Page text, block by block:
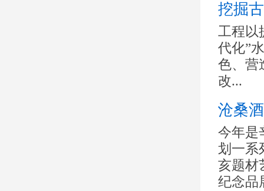
挖掘
工程以
代化”
色、营
改...
沧桑
今年是
划一系
亥题材
纪念品